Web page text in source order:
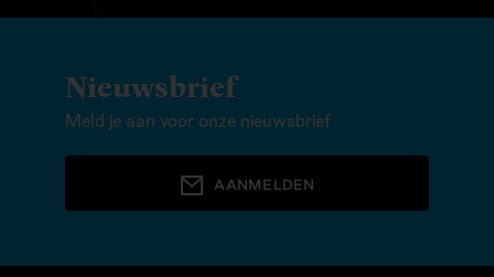
Nieuwsbrief
Meld je aan voor onze nieuwsbrief
AANMELDEN